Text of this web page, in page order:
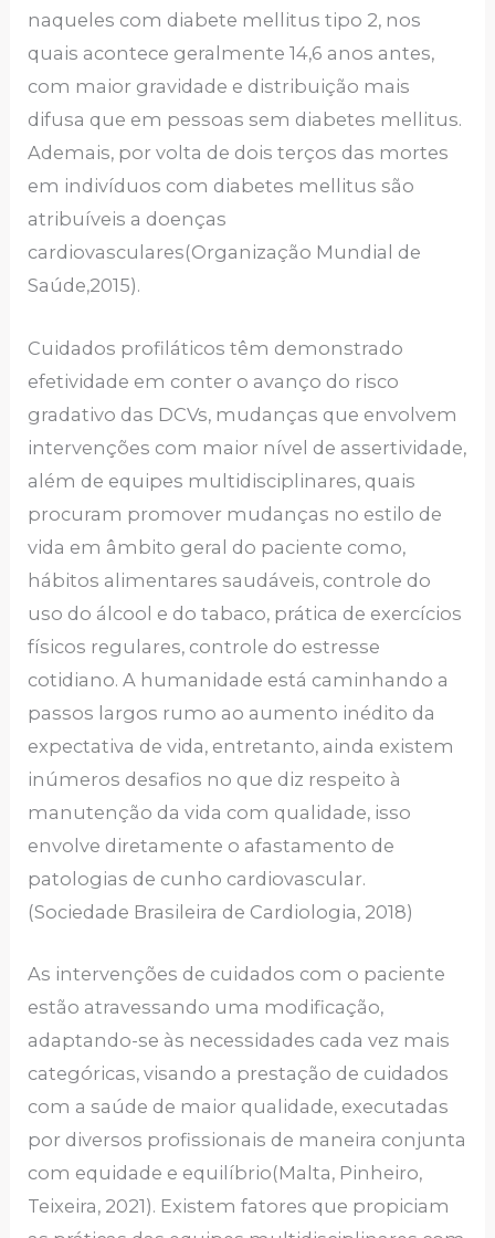
naqueles com diabete mellitus tipo 2, nos
quais acontece geralmente 14,6 anos antes,
com maior gravidade e distribuição mais
difusa que em pessoas sem diabetes mellitus.
Ademais, por volta de dois terços das mortes
em indivíduos com diabetes mellitus são
atribuíveis a doenças
cardiovasculares(Organização Mundial de
Saúde,2015).
Cuidados profiláticos têm demonstrado
efetividade em conter o avanço do risco
gradativo das DCVs, mudanças que envolvem
intervenções com maior nível de assertividade,
além de equipes multidisciplinares, quais
procuram promover mudanças no estilo de
vida em âmbito geral do paciente como,
hábitos alimentares saudáveis, controle do
uso do álcool e do tabaco, prática de exercícios
físicos regulares, controle do estresse
cotidiano. A humanidade está caminhando a
passos largos rumo ao aumento inédito da
expectativa de vida, entretanto, ainda existem
inúmeros desafios no que diz respeito à
manutenção da vida com qualidade, isso
envolve diretamente o afastamento de
patologias de cunho cardiovascular.
(Sociedade Brasileira de Cardiologia, 2018)
As intervenções de cuidados com o paciente
estão atravessando uma modificação,
adaptando-se às necessidades cada vez mais
categóricas, visando a prestação de cuidados
com a saúde de maior qualidade, executadas
por diversos profissionais de maneira conjunta
com equidade e equilíbrio(Malta, Pinheiro,
Teixeira, 2021). Existem fatores que propiciam